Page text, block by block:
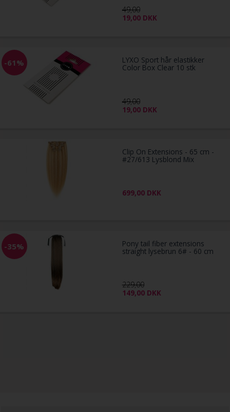
49,00
19,00 DKK
-61% LYXO Sport hår elastikker
Color Box Clear 10 stk
49,00
19,00 DKK
Clip On Extensions - 65 cm -
#27/613 Lysblond Mix
699,00 DKK
-35% Pony tail fiber extensions
straight lysebrun 6# - 60 cm
229,00
149,00 DKK